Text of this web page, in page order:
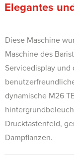
Elegantes
Diese Maschine
Maschine des
Servicedisplay
dynamische M26
Drucktastenfeld,
Dampflanzen.